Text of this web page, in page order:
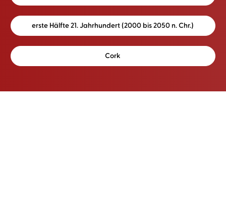
erste Hälfte 21. Jahrhundert (2000 bis 2050 n. Chr.)
Cork